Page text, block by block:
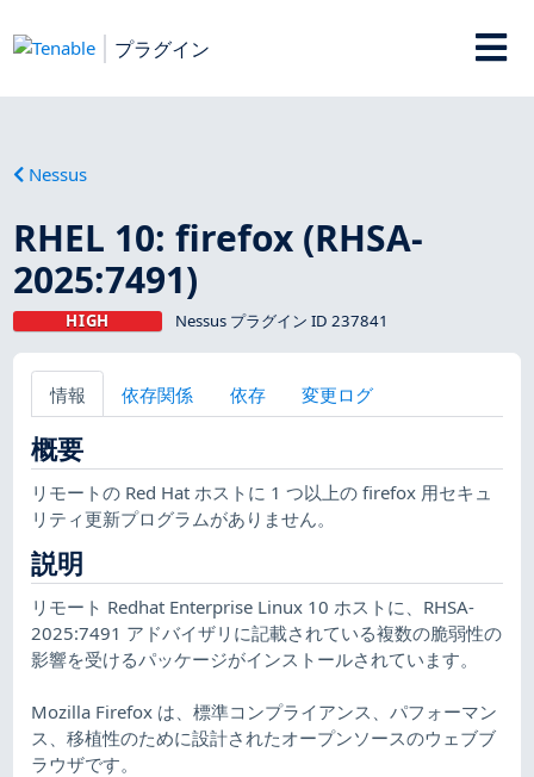
プラグイン
Nessus
RHEL 10: firefox (RHSA-
2025:7491)
HIGH Nessus プラグイン ID 237841
情報 依存関係 依存 変更ログ
概要
リモートの Red Hat ホストに 1 つ以上の firefox 用セキュ
リティ更新プログラムがありません。
説明
リモート Redhat Enterprise Linux 10 ホストに、RHSA-
2025:7491 アドバイザリに記載されている複数の脆弱性の
影響を受けるパッケージがインストールされています。
Mozilla Firefox は、標準コンプライアンス、パフォーマン
ス、移植性のために設計されたオープンソースのウェブブ
ラウザです。